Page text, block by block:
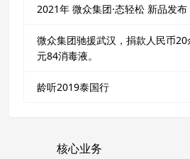
2021年 微众集团·态轻松 新品发
微众集团驰援武汉，捐款人民币
元84消毒液。
龄听2019泰国行
核心业务